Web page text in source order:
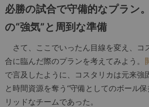
必勝の試合で守備的なプラン
の“強気”と周到な準備
さて、ここでいったん目線を変え、コ
合に臨んだ際のプランを考えてみよう。
で言及したように、コスタリカは元来強
と時間資源を奪う“守備としてのボール
リッドなチームであった。